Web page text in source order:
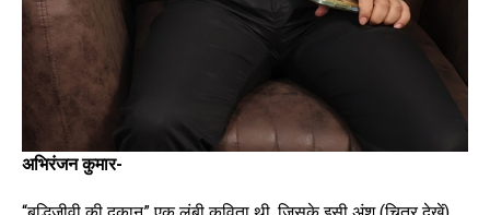
अभिरंजन कुमार-